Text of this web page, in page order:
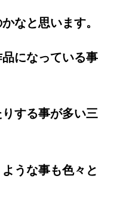
なと思います。
になっている事
する事が多い三
うな事も色々と